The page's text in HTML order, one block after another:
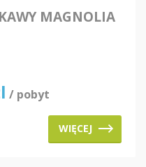
MAGNOLIA
/ pobyt
WIĘCEJ